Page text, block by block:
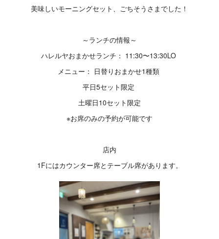
美味しいモーニングセット、ごちそうさまでした！
～ランチの情報～
ハレルヤおまかせランチ： 11:30〜13:30LO
メニュー： 日替りおまかせ1種類
平日5セット限定
土曜日10セット限定
※お席のみの予約が可能です
店内
1Fにはカウンター席とテーブル席があります。